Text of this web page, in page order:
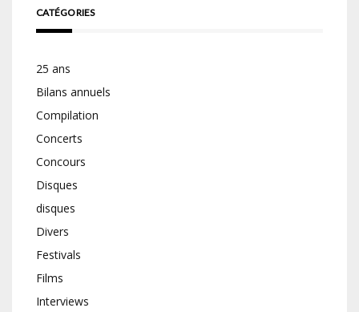
CATÉGORIES
25 ans
Bilans annuels
Compilation
Concerts
Concours
Disques
disques
Divers
Festivals
Films
Interviews